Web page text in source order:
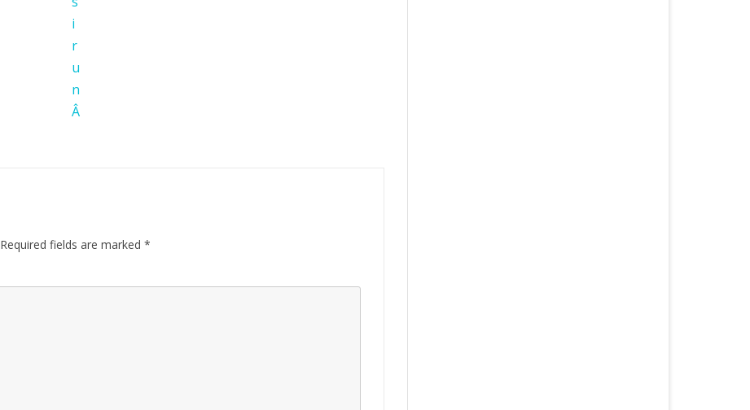
Required fields are marked *